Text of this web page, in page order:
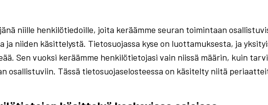
niille henkilötiedoille, joita keräämme seuran toimintaan
niiden käsittelystä. Tietosuojassa kyse on luottamuksesta, ja
Sen vuoksi keräämme henkilötietojasi vain niissä määrin, kuin
osallistuviin. Tässä tietosuojaselosteessa on käsitelty niitä